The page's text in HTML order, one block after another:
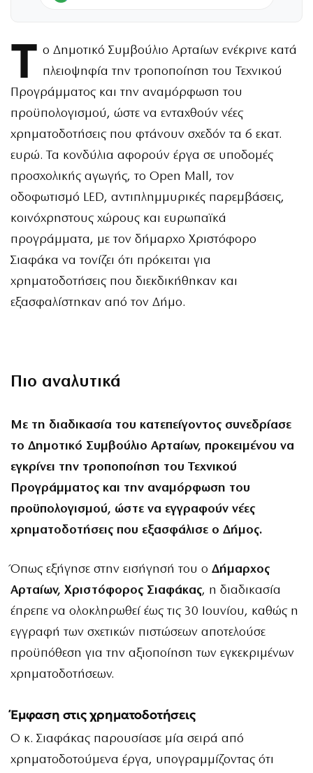
Τ ο Δημοτικό Συμβούλιο Αρταίων ενέκρινε κατά
πλειοψηφία την τροποποίηση του Τεχνικού
Προγράμματος και την αναμόρφωση του
προϋπολογισμού, ώστε να ενταχθούν νέες
χρηματοδοτήσεις που φτάνουν σχεδόν τα 6 εκατ.
ευρώ. Τα κονδύλια αφορούν έργα σε υποδομές
προσχολικής αγωγής, το Open Mall, τον
οδοφωτισμό LED, αντιπλημμυρικές παρεμβάσεις,
κοινόχρηστους χώρους και ευρωπαϊκά
προγράμματα, με τον δήμαρχο Χριστόφορο
Σιαφάκα να τονίζει ότι πρόκειται για
χρηματοδοτήσεις που διεκδικήθηκαν και
εξασφαλίστηκαν από τον Δήμο.
Πιο αναλυτικά
Με τη διαδικασία του κατεπείγοντος συνεδρίασε
το Δημοτικό Συμβούλιο Αρταίων, προκειμένου να
εγκρίνει την τροποποίηση του Τεχνικού
Προγράμματος και την αναμόρφωση του
προϋπολογισμού, ώστε να εγγραφούν νέες
χρηματοδοτήσεις που εξασφάλισε ο Δήμος.
Όπως εξήγησε στην εισήγησή του ο Δήμαρχος
Αρταίων, Χριστόφορος Σιαφάκας, η διαδικασία
έπρεπε να ολοκληρωθεί έως τις 30 Ιουνίου, καθώς η
εγγραφή των σχετικών πιστώσεων αποτελούσε
προϋπόθεση για την αξιοποίηση των εγκεκριμένων
χρηματοδοτήσεων.
Έμφαση στις χρηματοδοτήσεις
Ο κ. Σιαφάκας παρουσίασε μία σειρά από
χρηματοδοτούμενα έργα, υπογραμμίζοντας ότι